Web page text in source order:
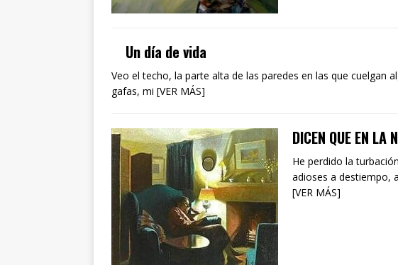
Un día de vida
Veo el techo, la parte alta de las paredes en las que cuelgan
gafas, mi [VER MÁS]
DICEN QUE EN LA
He perdido la
adioses a destiempo,
[VER MÁS]